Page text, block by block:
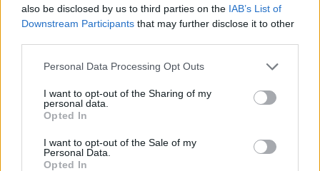
also be disclosed by us to third parties on the IAB’s List of
Downstream Participants that may further disclose it to other
Personal Data Processing Opt Outs
I want to opt-out of the Sharing of my
personal data.
Opted In
I want to opt-out of the Sale of my
Personal Data.
Opted In
CAPTCHA
Naročite se
Imaš novico, informacijo, fotografijo ali video, ki bi nas utegnila
zanimati? Najboljše nagradimo.
Prijavi se na cajtng